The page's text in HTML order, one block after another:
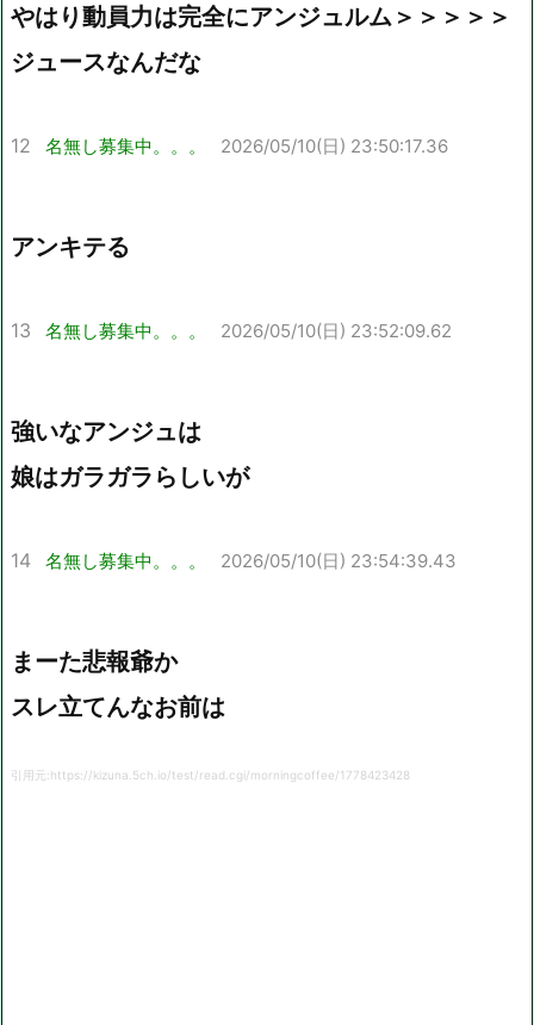
やはり動員力は完全にアンジュルム＞＞＞＞＞
ジュースなんだな
12 名無し募集中。。。 2026/05/10(日) 23:50:17.36
アンキテる
13 名無し募集中。。。 2026/05/10(日) 23:52:09.62
強いなアンジュは
娘はガラガラらしいが
14 名無し募集中。。。 2026/05/10(日) 23:54:39.43
まーた悲報爺か
スレ立てんなお前は
引用元:https://kizuna.5ch.io/test/read.cgi/morningcoffee/1778423428